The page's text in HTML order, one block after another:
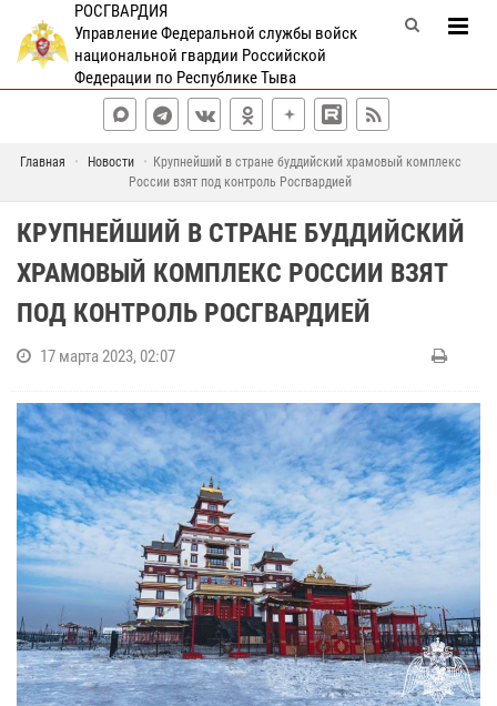
РОСГВАРДИЯ
Управление Федеральной службы войск
национальной гвардии Российской
Федерации по Республике Тыва
Главная Новости
Крупнейший в стране буддийский храмовый комплекс
России взят под контроль Росгвардией
КРУПНЕЙШИЙ В СТРАНЕ БУДДИЙСКИЙ
ХРАМОВЫЙ КОМПЛЕКС РОССИИ ВЗЯТ
ПОД КОНТРОЛЬ РОСГВАРДИЕЙ
17 марта 2023, 02:07